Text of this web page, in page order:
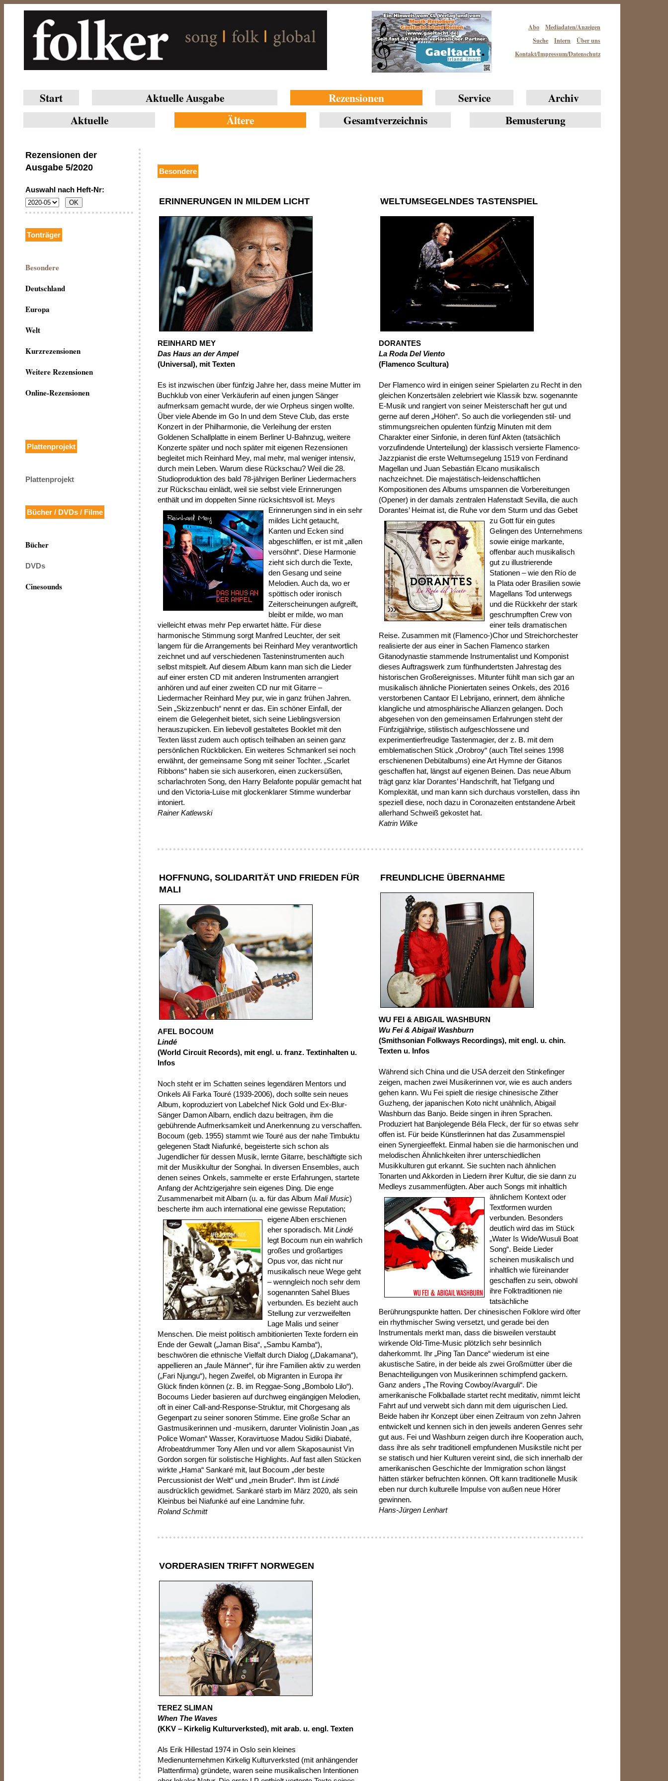
Abo
Mediadaten/Anzeigen
Suche
Intern
Über uns
Kontakt/Impressum/Datenschutz
Start Aktuelle Ausgabe Rezensionen Service
Archiv
Aktuelle
Ältere Gesamtverzeichnis Bemusterung
Rezensionen der
Ausgabe 5/2020
Auswahl nach Heft-Nr:
Tonträger
Besondere
Deutschland
Europa
Welt
Kurzrezensionen
Weitere Rezensionen
Online-Rezensionen
Plattenprojekt
Plattenprojekt
Bücher / DVDs / Filme
Bücher
DVDs
Cinesounds
Besondere
ERINNERUNGEN IN MILDEM LICHT
REINHARD MEY
Das Haus an der Ampel
(Universal), mit Texten
Es ist inzwischen über fünfzig Jahre her, dass meine Mutter im
Buchklub von einer Verkäuferin auf einen jungen Sänger
aufmerksam gemacht wurde, der wie Orpheus singen wollte.
Über viele Abende im Go In und dem Steve Club, das erste
Konzert in der Philharmonie, die Verleihung der ersten
Goldenen Schallplatte in einem Berliner U-Bahnzug, weitere
Konzerte später und noch später mit eigenen Rezensionen
begleitet mich Reinhard Mey, mal mehr, mal weniger intensiv,
durch mein Leben. Warum diese Rückschau? Weil die 28.
Studioproduktion des bald 78-jährigen Berliner Liedermachers
zur Rückschau einlädt, weil sie selbst viele Erinnerungen
enthält und im doppelten Sinne rücksichtsvoll ist. Meys
Erinnerungen sind in ein sehr
mildes Licht getaucht,
Kanten und Ecken sind
abgeschliffen, er ist mit „allen
versöhnt“. Diese Harmonie
zieht sich durch die Texte,
den Gesang und seine
Melodien. Auch da, wo er
spöttisch oder ironisch
Zeiterscheinungen aufgreift,
bleibt er milde, wo man
vielleicht etwas mehr Pep erwartet hätte. Für diese
harmonische Stimmung sorgt Manfred Leuchter, der seit
langem für die Arrangements bei Reinhard Mey verantwortlich
zeichnet und auf verschiedenen Tasteninstrumenten auch
selbst mitspielt. Auf diesem Album kann man sich die Lieder
auf einer ersten CD mit anderen Instrumenten arrangiert
anhören und auf einer zweiten CD nur mit Gitarre –
Liedermacher Reinhard Mey pur, wie in ganz frühen Jahren.
Sein „Skizzenbuch“ nennt er das. Ein schöner Einfall, der
einem die Gelegenheit bietet, sich seine Lieblingsversion
herauszupicken. Ein liebevoll gestaltetes Booklet mit den
Texten lässt zudem auch optisch teilhaben an seinen ganz
persönlichen Rückblicken. Ein weiteres Schmankerl sei noch
erwähnt, der gemeinsame Song mit seiner Tochter. „Scarlet
Ribbons“ haben sie sich auserkoren, einen zuckersüßen,
scharlachroten Song, den Harry Belafonte populär gemacht hat
und den Victoria-Luise mit glockenklarer Stimme wunderbar
intoniert.
Rainer Katlewski
WELTUMSEGELNDES TASTENSPIEL
DORANTES
La Roda Del Viento
(Flamenco Scultura)
Der Flamenco wird in einigen seiner Spielarten zu Recht in den
gleichen Konzertsälen zelebriert wie Klassik bzw. sogenannte
E-Musik und rangiert von seiner Meisterschaft her gut und
gerne auf deren „Höhen“. So auch die vorliegenden stil- und
stimmungsreichen opulenten fünfzig Minuten mit dem
Charakter einer Sinfonie, in deren fünf Akten (tatsächlich
vorzufindende Unterteilung) der klassisch versierte Flamenco-
Jazzpianist die erste Weltumsegelung 1519 von Ferdinand
Magellan und Juan Sebastián Elcano musikalisch
nachzeichnet. Die majestätisch-leidenschaftlichen
Kompositionen des Albums umspannen die Vorbereitungen
(Opener) in der damals zentralen Hafenstadt Sevilla, die auch
Dorantes’ Heimat ist, die Ruhe vor dem Sturm und das Gebet
zu Gott für ein gutes
Gelingen des Unternehmens
sowie einige markante,
offenbar auch musikalisch
gut zu illustrierende
Stationen – wie den Río de
la Plata oder Brasilien sowie
Magellans Tod unterwegs
und die Rückkehr der stark
geschrumpften Crew von
einer teils dramatischen
Reise. Zusammen mit (Flamenco-)Chor und Streichorchester
realisierte der aus einer in Sachen Flamenco starken
Gitanodynastie stammende Instrumentalist und Komponist
dieses Auftragswerk zum fünfhundertsten Jahrestag des
historischen Großereignisses. Mitunter fühlt man sich gar an
musikalisch ähnliche Pioniertaten seines Onkels, des 2016
verstorbenen Cantaor El Lebrijano, erinnert, dem ähnliche
klangliche und atmosphärische Allianzen gelangen. Doch
abgesehen von den gemeinsamen Erfahrungen steht der
Fünfzigjährige, stilistisch aufgeschlossene und
experimentierfreudige Tastenmagier, der z. B. mit dem
emblematischen Stück „Orobroy“ (auch Titel seines 1998
erschienenen Debütalbums) eine Art Hymne der Gitanos
geschaffen hat, längst auf eigenen Beinen. Das neue Album
trägt ganz klar Dorantes’ Handschrift, hat Tiefgang und
Komplexität, und man kann sich durchaus vorstellen, dass ihn
speziell diese, noch dazu in Coronazeiten entstandene Arbeit
allerhand Schweiß gekostet hat.
Katrin Wilke
HOFFNUNG, SOLIDARITÄT UND FRIEDEN FÜR
MALI
AFEL BOCOUM
Lindé
(World Circuit Records), mit engl. u. franz. Textinhalten u.
Infos
Noch steht er im Schatten seines legendären Mentors und
Onkels Ali Farka Touré (1939-2006), doch sollte sein neues
Album, koproduziert von Labelchef Nick Gold und Ex-Blur-
Sänger Damon Albarn, endlich dazu beitragen, ihm die
gebührende Aufmerksamkeit und Anerkennung zu verschaffen.
Bocoum (geb. 1955) stammt wie Touré aus der nahe Timbuktu
gelegenen Stadt Niafunké, begeisterte sich schon als
Jugendlicher für dessen Musik, lernte Gitarre, beschäftigte sich
mit der Musikkultur der Songhai. In diversen Ensembles, auch
denen seines Onkels, sammelte er erste Erfahrungen, startete
Anfang der Achtzigerjahre sein eigenes Ding. Die enge
Zusammenarbeit mit Albarn (u. a. für das Album Mali Music)
bescherte ihm auch international eine gewisse Reputation;
eigene Alben erschienen
eher sporadisch. MitLindé
legt Bocoum nun ein wahrlich
großes und großartiges
Opus vor, das nicht nur
musikalisch neue Wege geht
– wenngleich noch sehr dem
sogenannten Sahel Blues
verbunden. Es bezieht auch
Stellung zur verzweifelten
Lage Malis und seiner
Menschen. Die meist politisch ambitionierten Texte fordern ein
Ende der Gewalt („Jaman Bisa“, „Sambu Kamba“),
beschwören die ethnische Vielfalt durch Dialog („Dakamana“),
appellieren an „faule Männer“, für ihre Familien aktiv zu werden
(„Fari Njungu“), hegen Zweifel, ob Migranten in Europa ihr
Glück finden können (z. B. im Reggae-Song „Bombolo Lilo“).
Bocoums Lieder basieren auf durchweg eingängigen Melodien,
oft in einer Call-and-Response-Struktur, mit Chorgesang als
Gegenpart zu seiner sonoren Stimme. Eine große Schar an
Gastmusikerinnen und -musikern, darunter Violinistin Joan „as
Police Woman“ Wasser, Koravirtuose Madou Sidiki Diabaté,
Afrobeatdrummer Tony Allen und vor allem Skaposaunist Vin
Gordon sorgen für solistische Highlights. Auf fast allen Stücken
wirkte „Hama“ Sankaré mit, laut Bocoum „der beste
Percussionist der Welt“ und „mein Bruder“. Ihm ist Lindé
ausdrücklich gewidmet. Sankaré starb im März 2020, als sein
Kleinbus bei Niafunké auf eine Landmine fuhr.
Roland Schmitt
FREUNDLICHE ÜBERNAHME
WU FEI & ABIGAIL WASHBURN
Wu Fei & Abigail Washburn
(Smithsonian Folkways Recordings), mit engl. u. chin.
Texten u. Infos
Während sich China und die USA derzeit den Stinkefinger
zeigen, machen zwei Musikerinnen vor, wie es auch anders
gehen kann. Wu Fei spielt die riesige chinesische Zither
Guzheng, der japanischen Koto nicht unähnlich, Abigail
Washburn das Banjo. Beide singen in ihren Sprachen.
Produziert hat Banjolegende Béla Fleck, der für so etwas sehr
offen ist. Für beide Künstlerinnen hat das Zusammenspiel
einen Synergieeffekt. Einmal haben sie die harmonischen und
melodischen Ähnlichkeiten ihrer unterschiedlichen
Musikkulturen gut erkannt. Sie suchten nach ähnlichen
Tonarten und Akkorden in Liedern ihrer Kultur, die sie dann zu
Medleys zusammenfügten. Aber auch Songs mit inhaltlich
ähnlichem Kontext oder
Textformen wurden
verbunden. Besonders
deutlich wird das im Stück
„Water Is Wide/Wusuli Boat
Song“. Beide Lieder
scheinen musikalisch und
inhaltlich wie füreinander
geschaffen zu sein, obwohl
ihre Folktraditionen nie
tatsächliche
Berührungspunkte hatten. Der chinesischen Folklore wird öfter
ein rhythmischer Swing versetzt, und gerade bei den
Instrumentals merkt man, dass die bisweilen verstaubt
wirkende Old-Time-Music plötzlich sehr besinnlich
daherkommt. Ihr „Ping Tan Dance“ wiederum ist eine
akustische Satire, in der beide als zwei Großmütter über die
Benachteiligungen von Musikerinnen schimpfend gackern.
Ganz anders „The Roving Cowboy/Avarguli“. Die
amerikanische Folkballade startet recht meditativ, nimmt leicht
Fahrt auf und verwebt sich dann mit dem uigurischen Lied.
Beide haben ihr Konzept über einen Zeitraum von zehn Jahren
entwickelt und kennen sich in den jeweils anderen Genres sehr
gut aus. Fei und Washburn zeigen durch ihre Kooperation auch,
dass ihre als sehr traditionell empfundenen Musikstile nicht per
se statisch und hier Kulturen vereint sind, die sich innerhalb der
amerikanischen Geschichte der Immigration schon längst
hätten stärker befruchten können. Oft kann traditionelle Musik
eben nur durch kulturelle Impulse von außen neue Hörer
gewinnen.
Hans-Jürgen Lenhart
VORDERASIEN TRIFFT NORWEGEN
TEREZ SLIMAN
When The Waves
(KKV – Kirkelig Kulturverksted), mit arab. u. engl. Texten
Als Erik Hillestad 1974 in Oslo sein kleines
Medienunternehmen Kirkelig Kulturverksted (mit anhängender
Plattenfirma) gründete, waren seine musikalischen Intentionen